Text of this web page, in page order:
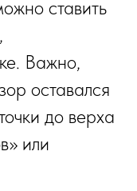
ставить
Важно,
оставался
до верха
или